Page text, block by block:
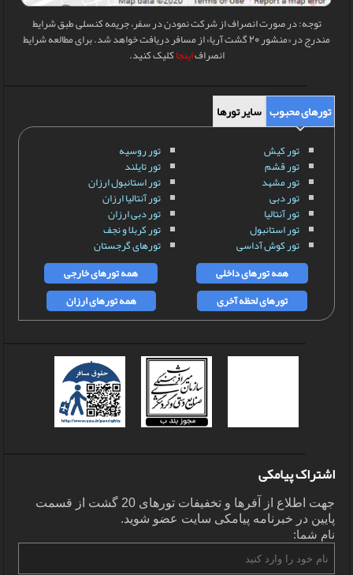
توجه: در صورت انصراف از شرکت نمودن در سفر، جریمه کنسلی طبق شرایط
مندرج در «منشور 20 گشت آریا» از مسافر دریافت خواهد شد. برای مطالعه شرایط
انصرافاینجاکلیک کنید.
تورهای محبوب سایر تورها
تور کیش
تور قشم
تور مشهد
تور دبی
تور آنتالیا
تور استانبول
تور کوش آداسی
تور روسیه
تور تایلند
تور استانبول ارزان
تور آنتالیا ارزان
تور دبی ارزان
تور کربلا و نجف
تورهای گرجستان
همه تورهای داخلی
همه تورهای خارجی
تورهای لحظه آخری
همه تورهای ارزان
اشتراک پیامکی
جهت اطلاع از آفرها و تخفیفات تورهای 20 گشت از قسمت
پایین در خبرنامه پیامکی سایت عضو شوید.
نام شما: